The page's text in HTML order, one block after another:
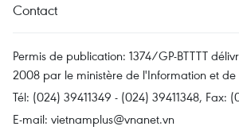
Contact
Permis de publication: 1374/GP-BTTTT
2008 par le ministère de l'Information et
Tél: (024) 39411349 - (024) 39411348, Fax:
E-mail: vietnamplus@vnanet.vn